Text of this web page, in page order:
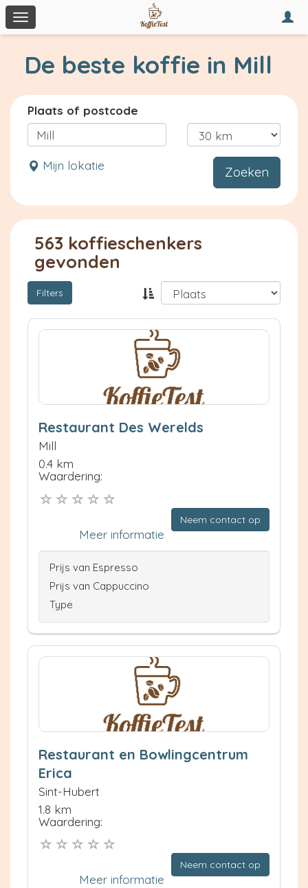
Toggle
navigation
De beste koffie in Mill
Plaats of postcode
Mijn lokatie Zoeken
563 koffieschenkers
gevonden
Filters
Restaurant Des Werelds
Mill
0.4 km
Waardering:
Neem contact op
Meer informatie
Prijs van Espresso
Prijs van Cappuccino
Type
Restaurant en Bowlingcentrum
Erica
Sint-Hubert
1.8 km
Waardering:
Neem contact op
Meer informatie